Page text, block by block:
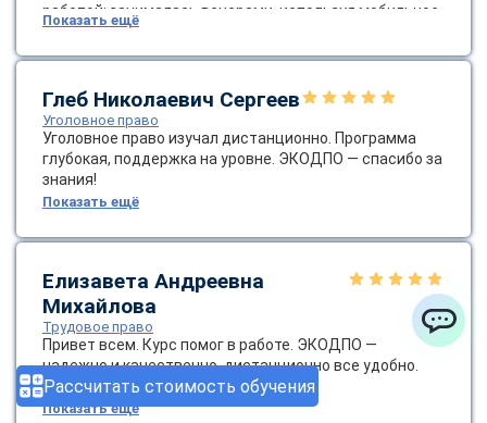
Рассчитать стоимость обучения
работой: занималась вечерами, используя мобильное
приложение для доступа к контенту. Поддержка от
кураторов была отличной — они помогли с настройкой
применила новые знания в расследовании, что
повысило эффективность моей работы. Рекомендую
ЭКОДПО всем, кто интересуется криминалистикой —
это качественное и доступное образование!
Показать ещё
Глеб Николаевич Сергеев
Уголовное право
Уголовное право изучал дистанционно. Программа
глубокая, поддержка на уровне. ЭКОДПО — спасибо за
знания!
Показать ещё
Елизавета Андреевна
Михайлова
Трудовое право
Привет всем. Курс помог в работе. ЭКОДПО —
надежно и качественно, дистанционно все удобно.
Рекомендую, друзья.
Показать ещё
ChatApp